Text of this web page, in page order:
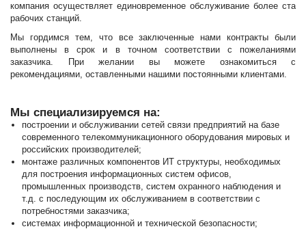
компания осуществляет единовременное обслуживание более ста
рабочих станций.
Мы гордимся тем, что все заключенные нами контракты были
выполнены в срок и в точном соответствии с пожеланиями
заказчика. При желании вы можете ознакомиться с
рекомендациями, оставленными нашими постоянными клиентами.
Мы специализируемся на:
построении и обслуживании сетей связи предприятий на базе
современного телекоммуникационного оборудования мировых и
российских производителей;
монтаже различных компонентов ИТ структуры, необходимых
для построения информационных систем офисов,
промышленных производств, систем охранного наблюдения и
т.д. с последующим их обслуживанием в соответствии с
потребностями заказчика;
системах информационной и технической безопасности;